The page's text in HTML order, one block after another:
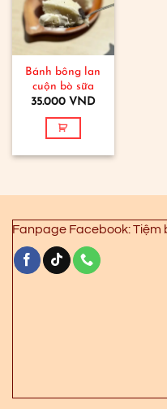
wishlist
Bánh bông lan
cuộn bò sữa
35.000 VND
Fanpage Facebook: Tiệm